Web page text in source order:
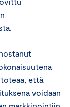
että
voidaan